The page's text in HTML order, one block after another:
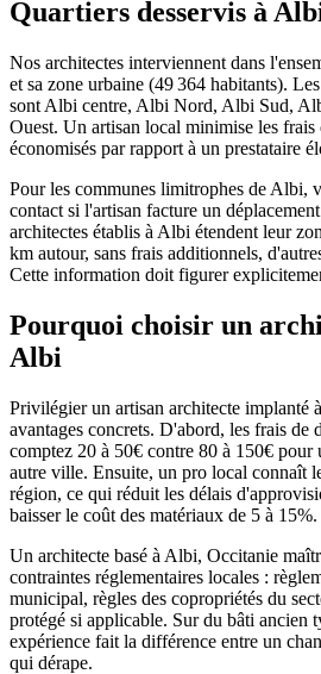
Quartiers desservis à
Nos architectes interviennent dans
et sa zone urbaine (49 364 habitants).
sont Albi centre, Albi Nord, Albi Sud,
Ouest. Un artisan local minimise les frais
économisés par rapport à un prestataire
Pour les communes limitrophes de Albi,
contact si l'artisan facture un
architectes établis à Albi étendent leur
km autour, sans frais additionnels,
Cette information doit figurer
Pourquoi choisir un
Albi
Privilégier un artisan architecte implanté
avantages concrets. D'abord, les frais de
comptez 20 à 50€ contre 80 à 150€ pour
autre ville. Ensuite, un pro local connaît
région, ce qui réduit les délais
baisser le coût des matériaux de 5 à 15%.
Un architecte basé à Albi, Occitanie
contraintes réglementaires locales :
municipal, règles des copropriétés du
protégé si applicable. Sur du bâti ancien
expérience fait la différence entre un
qui dérape.